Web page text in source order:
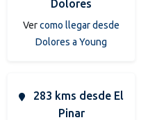
Dolores
Vercomo llegar desde
Dolores a Young
283 kms desde El
Pinar